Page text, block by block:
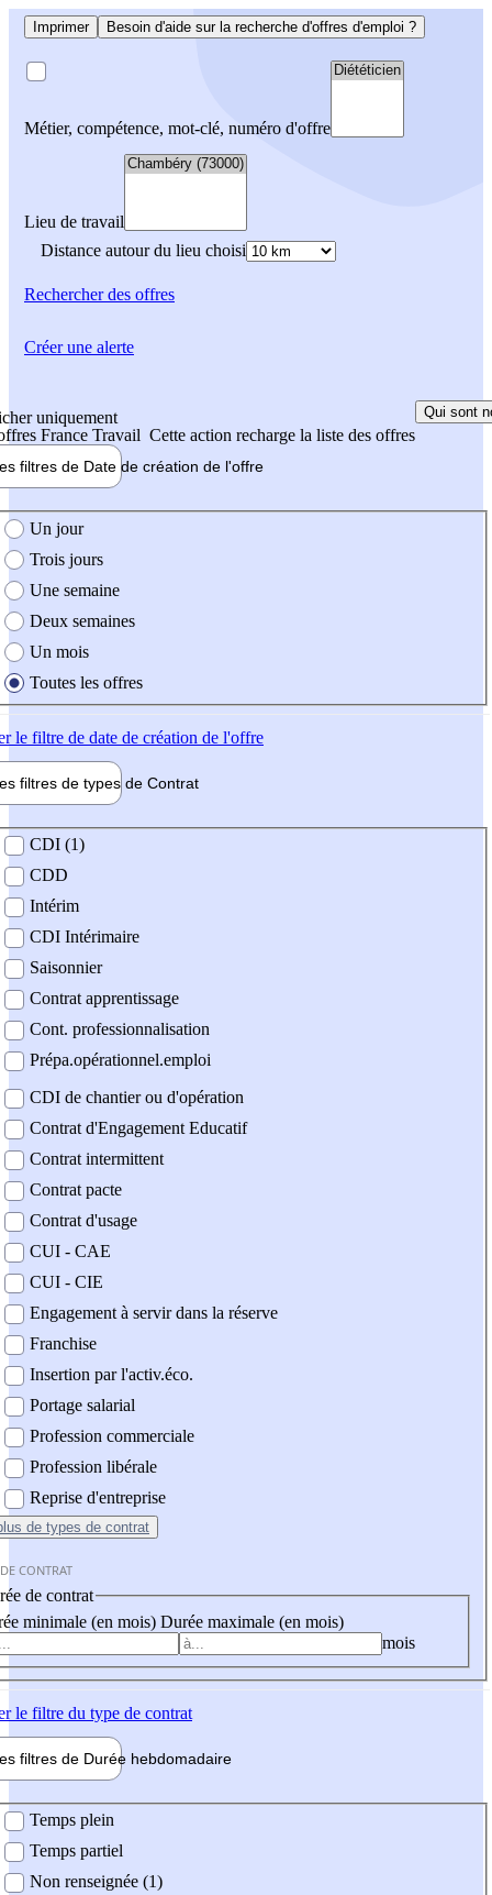
Imprimer Besoin d'aide sur la recherche d'offres d'emploi ?
Métier, compétence, mot-clé, numéro d'offre
Lieu de travail
Distance autour du lieu choisi
Rechercherdes offres
uniquement
France Travail Cette action recharge la liste des offres
Qui sont
filtres de Date de création de l'offre
création de l'offre
Un jour
Trois jours
Une semaine
Deux semaines
Un mois
Toutes les offres
le filtre de date de création de l'offre
filtres de types de Contrat
contrat
CDI (1)
CDD
Intérim
CDI Intérimaire
Saisonnier
Contrat apprentissage
Cont. professionnalisation
Prépa.opérationnel.emploi
CDI de chantier ou d'opération
Contrat d'Engagement Educatif
Contrat intermittent
Contrat pacte
Contrat d'usage
CUI - CAE
CUI - CIE
Engagement à servir dans la réserve
Franchise
Insertion par l'activ.éco.
Portage salarial
Profession commerciale
Profession libérale
Reprise d'entreprise
de types de contrat
CONTRAT
de contrat
minimale (en mois) Durée maximale (en mois)
mois
le filtre du type de contrat
filtres de Durée hebdomadaire
Temps plein
Temps partiel
Non renseignée (1)
Créer une alerte